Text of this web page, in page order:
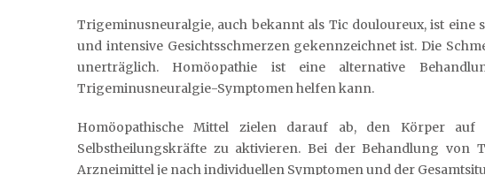
Trigeminusneuralgie, auch bekannt als Tic douloureux, ist
und intensive Gesichtsschmerzen gekennzeichnet ist. Die
unerträglich. Homöopathie ist eine alternative
Trigeminusneuralgie-Symptomen helfen kann.
Homöopathische Mittel zielen darauf ab, den Körper
Selbstheilungskräfte zu aktivieren. Bei der Behandlung von
Arzneimittel je nach individuellen Symptomen und der